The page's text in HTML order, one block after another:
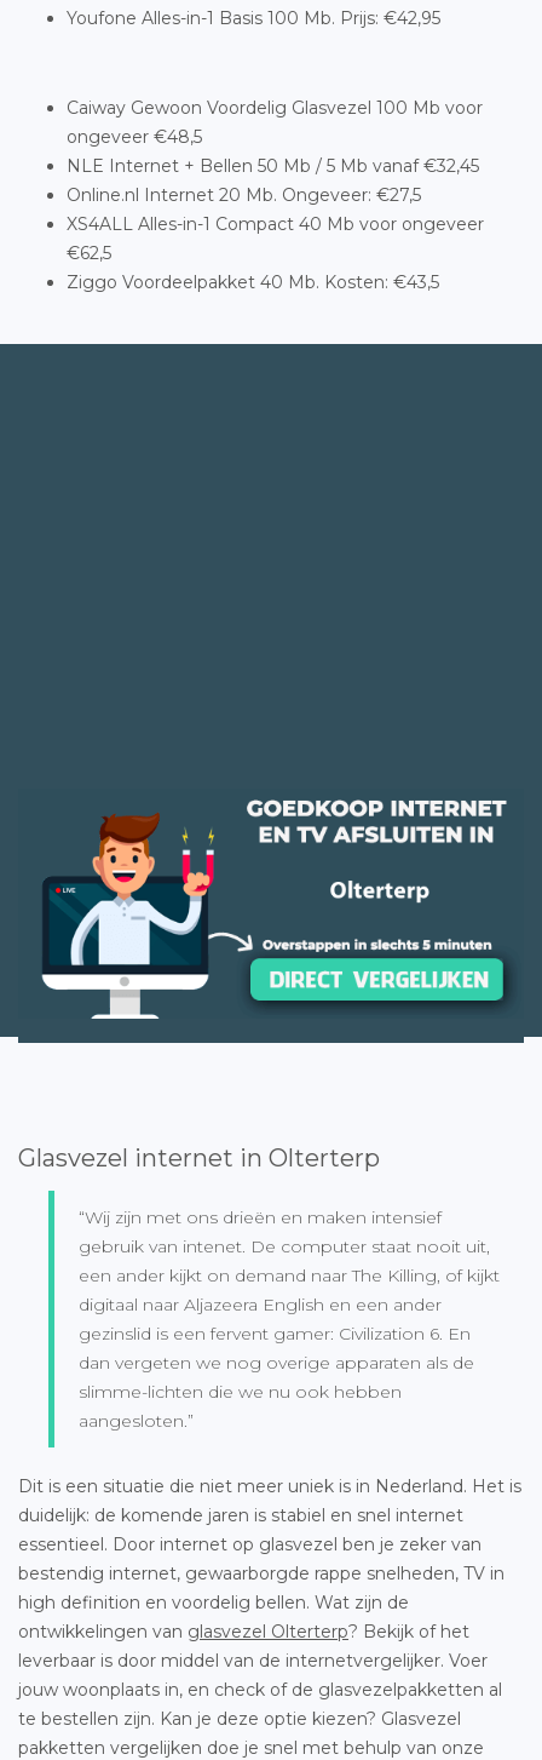
Youfone Alles-in-1 Basis 100 Mb. Prijs: €42,95
Caiway Gewoon Voordelig Glasvezel 100 Mb voor
ongeveer €48,5
NLE Internet + Bellen 50 Mb / 5 Mb vanaf €32,45
Online.nl Internet 20 Mb. Ongeveer: €27,5
XS4ALL Alles-in-1 Compact 40 Mb voor ongeveer
€62,5
Ziggo Voordeelpakket 40 Mb. Kosten: €43,5
Glasvezel internet in Olterterp
“Wij zijn met ons drieën en maken intensief
gebruik van intenet. De computer staat nooit uit,
een ander kijkt on demand naar The Killing, of kijkt
digitaal naar Aljazeera English en een ander
gezinslid is een fervent gamer: Civilization 6. En
dan vergeten we nog overige apparaten als de
slimme-lichten die we nu ook hebben
aangesloten.”
Dit is een situatie die niet meer uniek is in Nederland. Het is
duidelijk: de komende jaren is stabiel en snel internet
essentieel. Door internet op glasvezel ben je zeker van
bestendig internet, gewaarborgde rappe snelheden, TV in
high definition en voordelig bellen. Wat zijn de
ontwikkelingen van glasvezel Olterterp? Bekijk of het
leverbaar is door middel van de internetvergelijker. Voer
jouw woonplaats in, en check of de glasvezelpakketten al
te bestellen zijn. Kan je deze optie kiezen? Glasvezel
pakketten vergelijken doe je snel met behulp van onze